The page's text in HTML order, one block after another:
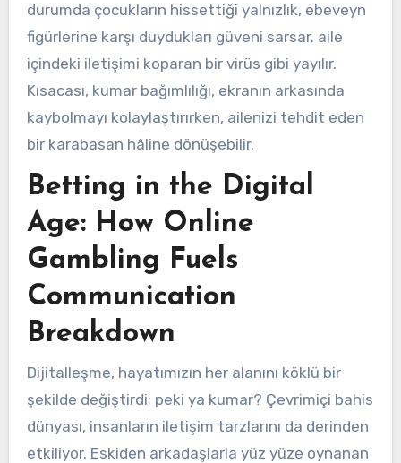
durumda çocukların hissettiği yalnızlık, ebeveyn
figürlerine karşı duydukları güveni sarsar. aile
içindeki iletişimi koparan bir virüs gibi yayılır.
Kısacası, kumar bağımlılığı, ekranın arkasında
kaybolmayı kolaylaştırırken, ailenizi tehdit eden
bir karabasan hâline dönüşebilir.
Betting in the Digital
Age: How Online
Gambling Fuels
Communication
Breakdown
Dijitalleşme, hayatımızın her alanını köklü bir
şekilde değiştirdi; peki ya kumar? Çevrimiçi bahis
dünyası, insanların iletişim tarzlarını da derinden
etkiliyor. Eskiden arkadaşlarla yüz yüze oynanan